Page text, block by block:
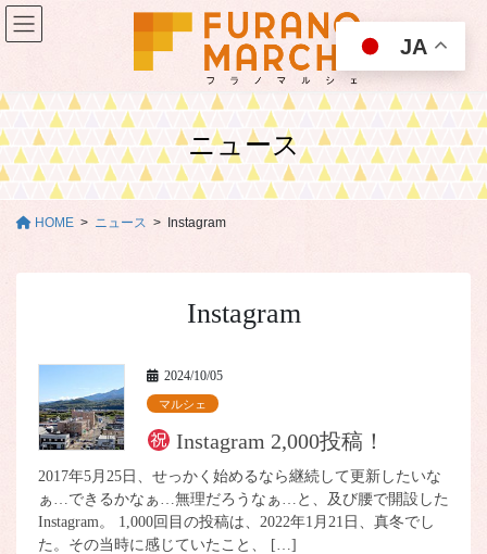
コ
ン
ツ
移
動
ナ
ビ
シ
ン
に
ニュース
HOME ニュース Instagram
Instagram
2024/10/05
マルシェ
Instagram 2,000投稿！
2017年5月25日、せっかく始めるなら継続して更新したいな
ぁ…できるかなぁ…無理だろうなぁ…と、及び腰で開設した
Instagram。 1,000回目の投稿は、2022年1月21日、真冬でし
た。その当時に感じていたこと、 […]
JA